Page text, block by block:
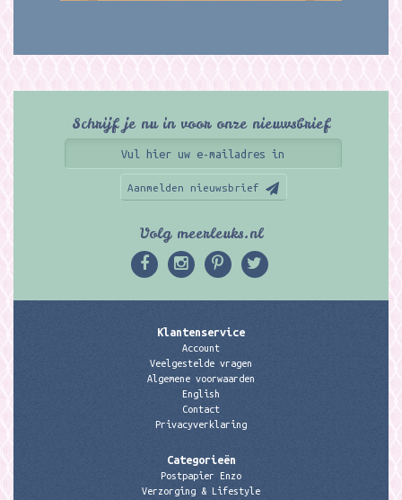
Schrijf je nu in voor onze nieuwsbrief
Aanmelden nieuwsbrief
Volg meerleuks.nl
Klantenservice
Account
Veelgestelde vragen
Algemene voorwaarden
English
Contact
Privacyverklaring
Categorieën
Postpapier Enzo
Verzorging & Lifestyle